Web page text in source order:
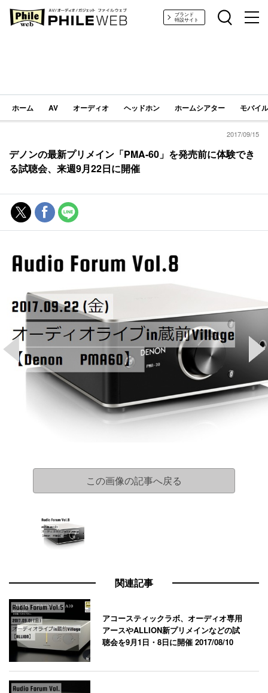
PHILE WEB｜AV/オーディオ/ガジェットブランド
特設サイト
ホーム AV オーディオ ヘッドホン ホームシアター モバイ
2017/09/15
デノンの最新プリメイン「PMA-60」を発売前に体験でき
る試聴会、来週9月22日に開催
この画像の記事へ戻る
関連記事
アコースティックラボ、オーディオ専用
アースやALLION新プリメインなどの試
聴会を9月1日・8日に開催2017/08/10